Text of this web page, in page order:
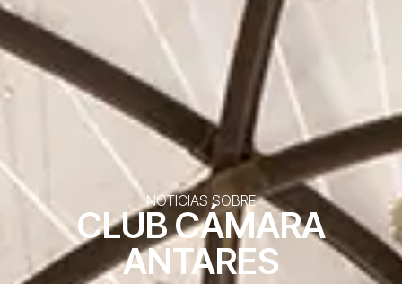
NOTICIAS SOBRE
CLUB CÁMARA
ANTARES